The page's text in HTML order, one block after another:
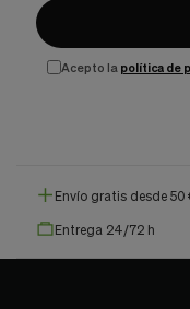
Acepto la política de
Envío gratis desde 50
Entrega 24/72 h